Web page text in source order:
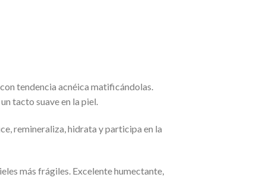
tendencia acnéica matificándolas.
tacto suave en la piel.
remineraliza, hidrata y participa en la
más frágiles. Excelente humectante,